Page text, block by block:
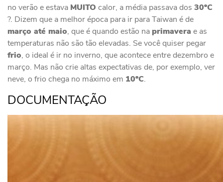
no verão e estava MUITO calor, a média passava dos 30ºC
?. Dizem que a melhor época para ir para Taiwan é de
março até maio, que é quando estão naprimavera e as
temperaturas não são tão elevadas. Se você quiser pegar
frio, o ideal é ir no inverno, que acontece entre dezembro e
março. Mas não crie altas expectativas de, por exemplo, ver
neve, o frio chega no máximo em 10ºC.
DOCUMENTAÇÃO